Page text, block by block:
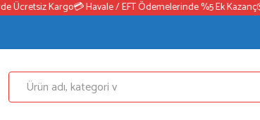
Kargo💳 Havale / EFT Ödemelerinde %5 Ek Kazanç📦